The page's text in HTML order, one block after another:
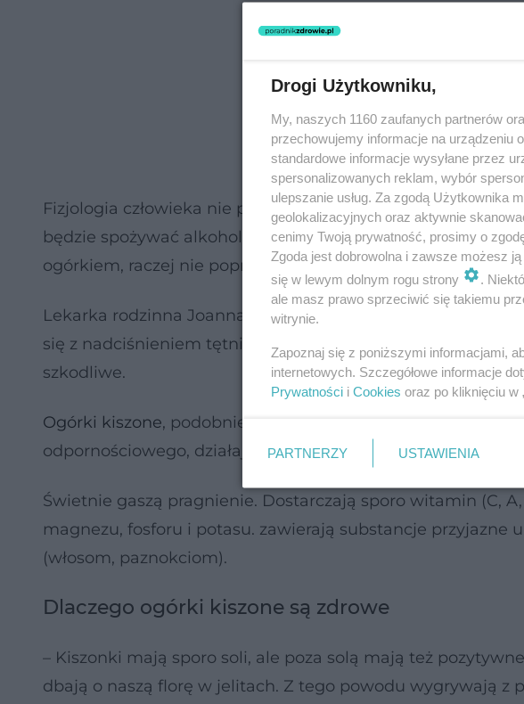
Fizjologia człowieka nie podlega ciągłym rewolucjom. Jeśli
będzie spożywać alkohol, postawi na dietę obfitującą w
ogórkiem, raczej nie poprawi swojej sytuacji zdrowotnej.
Lekarka rodzinna Joanna Zambonelii, która niemal
się z nadciśnieniem tętniczym, podkreśla, że takie
szkodliwe.
Ogórki kiszone, podobnie jak inne kiszonki, mają korzystny
odpornościowego, działając ochronnie na układ
Świetnie gaszą pragnienie. Dostarczają sporo witamin (C,
magnezu, fosforu i potasu. zawierają substancje przyjazne
(włosom, paznokciom).
Dlaczego ogórki kiszone są zdrowe
– Kiszonki mają sporo soli, ale poza solą mają też
dbają o naszą florę w jelitach. Z tego powodu wygrywają z
Drogi Użytkowniku,
My, naszych 1160 zaufanych partnerów
przechowujemy informacje na urządzeniu
standardowe informacje wysyłane przez
spersonalizowanych reklam, wybór
ulepszanie usług. Za zgodą Użytkownika
geolokalizacyjnych oraz aktywnie
cenimy Twoją prywatność, prosimy o
Zgoda jest dobrowolna i zawsze możesz
się w lewym dolnym rogu strony
.
ale masz prawo sprzeciwić się takiemu
witrynie.
Zapoznaj się z poniższymi informacjami,
internetowych. Szczegółowe informacje
Prywatności i Cookies oraz po kliknięciu w
PARTNERZY USTAWIENIA